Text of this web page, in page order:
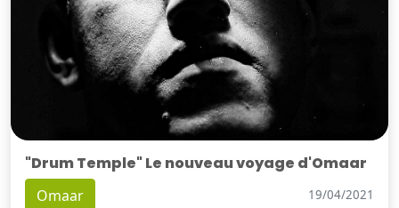
"Drum Temple" Le nouveau voyage d'Omaar
Omaar 19/04/2021